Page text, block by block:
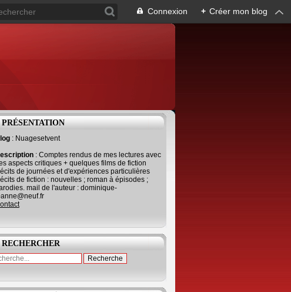
Connexion + Créer mon blog
PRÉSENTATION
: Nuagesetvent
: Comptes rendus de mes lectures avec
aspects critiques + quelques films de fiction
de journées et d'expériences particulières
de fiction : nouvelles ; roman à épisodes ;
mail de l'auteur : dominique-
RECHERCHER